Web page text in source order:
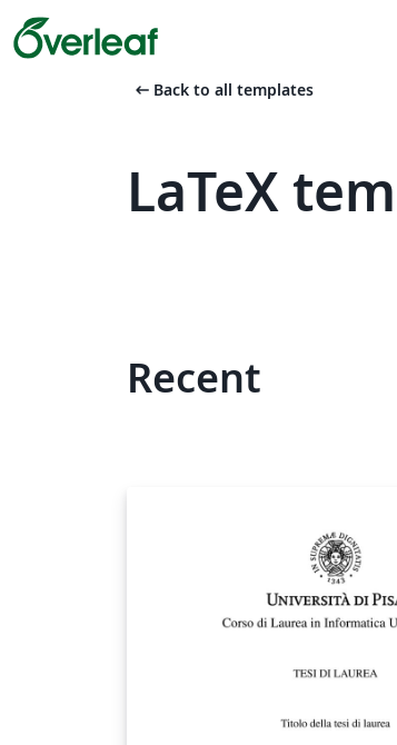
arrow_left_alt Back to all templates
LaTeX
Recent